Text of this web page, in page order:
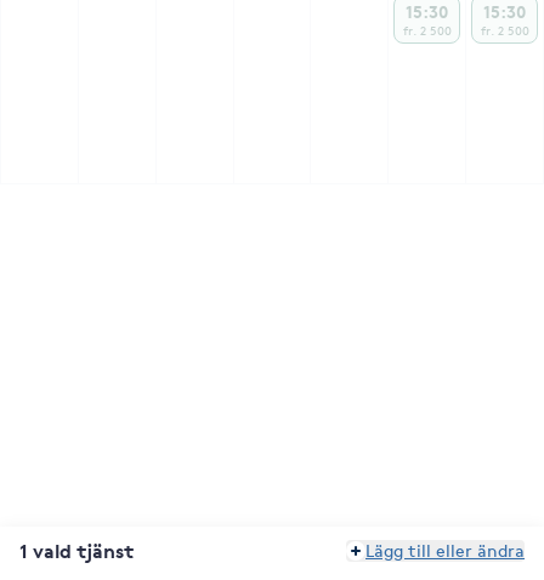
15:30
fr. 2 500
15:30
fr. 2 500
1 vald tjänst Lägg till eller ändra